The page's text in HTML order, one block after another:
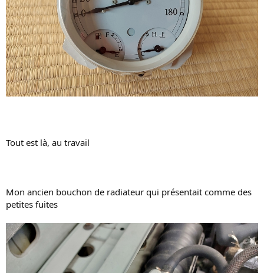
Tout est là, au travail
Mon ancien bouchon de radiateur qui présentait comme des
petites fuites